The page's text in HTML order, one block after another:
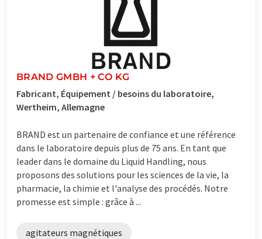
BRAND GMBH + CO KG
Fabricant, Équipement / besoins du laboratoire,
Wertheim, Allemagne
BRAND est un partenaire de confiance et une référence
dans le laboratoire depuis plus de 75 ans. En tant que
leader dans le domaine du Liquid Handling, nous
proposons des solutions pour les sciences de la vie, la
pharmacie, la chimie et l'analyse des procédés. Notre
promesse est simple : grâce à ...
agitateurs magnétiques